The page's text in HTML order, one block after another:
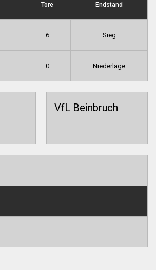
Tore Endstand
6 Sieg
0 Niederlage
VfL Beinbruch